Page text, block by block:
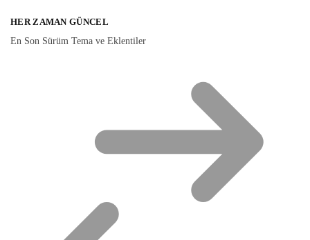
HER ZAMAN GÜNCEL
En Son Sürüm Tema ve Eklentiler